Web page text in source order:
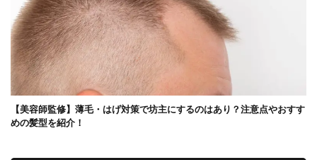
【美容師監修】薄毛・はげ対策で坊主にするのはあり？注意点やおすす
めの髪型を紹介！